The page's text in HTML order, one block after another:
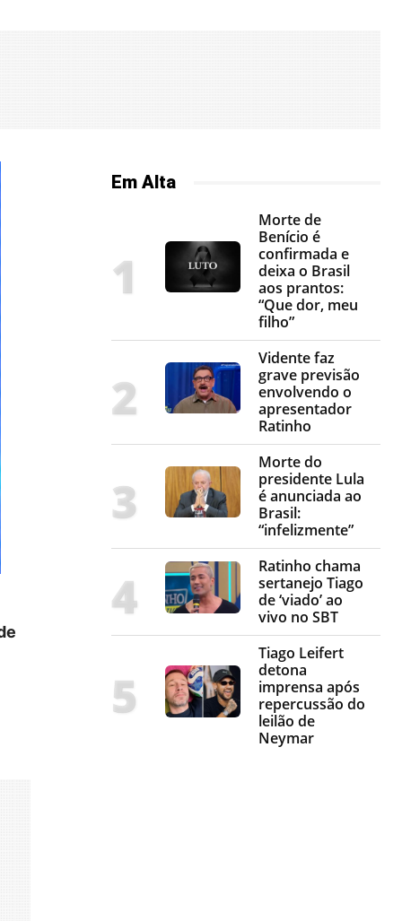
Em Alta
Morte de
Benício é
confirmada e
deixa o Brasil
aos prantos:
“Que dor, meu
filho”
Vidente faz
grave previsão
envolvendo o
apresentador
Ratinho
Morte do
presidente Lula
é anunciada ao
Brasil:
“infelizmente”
Ratinho chama
sertanejo Tiago
de ‘viado’ ao
vivo no SBT
Tiago Leifert
detona
imprensa após
repercussão do
leilão de
Neymar